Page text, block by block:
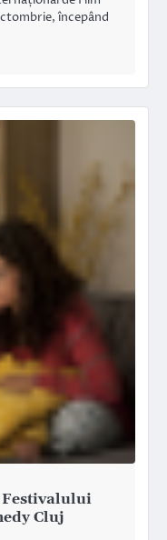
începând
Festivalului
Cluj